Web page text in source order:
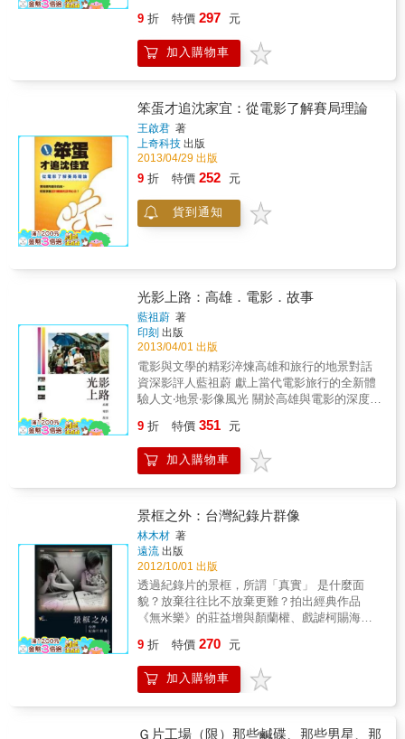
絲米、丁香魚通通都在裡面！吳念真、柯一正
「台灣廚神」之稱的阿發師，曾經擔任李安所
執導的《飲食男女》技術顧問，這次阿發師亦
受邀擔任《總舖師》的飲食顧問，並將早已失
豬肚鱉」、「布袋雞」、「藕香藥泥」…等，
通通都收錄在本書裡頭。喜愛總鋪師的影迷
們，快來一起吹響感動的喇叭吧！ 本書特色總
舖師：呷霸尚贏電影書(燙金封面紀念版)心若歡
喜，菜就好呷。《熱帶魚》《愛情來了》喜劇
手打造台灣首部史詩喜劇電影爆笑X美食X愛情
X顧力 最噴香的High爆鉅片台灣首部史詩喜
堪稱新台灣神曲。 先前預告曝光時，短短12小
時就吸引超過3萬人觀賞，甚至吸引7家影視企
業投資，讓這部喜劇電影的拍攝成本高達7千
萬。《總舖師》上映4天，全台票房2850萬元，
登上當日全台冠軍。延續爆笑台味十足的元
素，收錄電影裡搞笑的小人物角色，讓收藏寫
真書的粉絲，再次回味在戲院裡的歡樂與感
動。想知道菜尾湯、換骨通心鰻等許多詩傳古
早菜的由來嘛? 總舖師：呷霸尚贏電影書除了
經典劇照與對白，還有電影裏面10道古早菜的
心。她總是委曲求全，畢竟她認為，也許忽略
了小小的自己，就可以換來更幸福的「兩個
人」。在一次因緣際會中，她代替好朋友薇薇
婦人，而他的身世彷彿是個深不見底的祕密。
沒想到這一趟旅行，一個台灣來的男子與一名
北京來的女子在雲南普洱，短暫七天的交會，
竟然改變了兩個人的一生，也讓他們了解了真
正的愛情。 本書收錄完整電影劇本 知名女作家
Difer精彩的改寫小說更有導演林孝謙完整電影
創作手記精彩大公開想知道周渝民劉詩詩合作
的種種趣事幕後工作人員如何衡況雲南北京台
拍攝的點點滴滴 跟著導演經歷最全面的創作歷
moment of love），是金穗獎新銳導演林孝謙
的電影作品，講述一對來自台北與北京的陌生
男女，去雲南追尋一名台灣老人的初戀，學會
面對自己感情的故事。國際知名演員周渝明與
劉詩詩主演。完整收錄電影小說、電影劇本、
導演拍攝手記、仔仔與劉詩詩完整訪談，最超
值的電影收藏本。
9 折 特價 297 元
加入購物車
笨蛋才追沈家宜：從電影了解賽局理論
王啟君 著
上奇科技 出版
2013/04/29 出版
9 折 特價 252 元
貨到通知
光影上路：高雄．電影．故事
藍祖蔚 著
印刻 出版
2013/04/01 出版
電影與文學的精彩淬煉高雄和旅行的地景對話
資深影評人藍祖蔚 獻上當代電影旅行的全新體
驗人文‧地景‧影像風光 關於高雄與電影的深度對
男朋友》唱出高雄的革命青春《寶米恰恰》談
論雄中紅樓的愛情練習曲《愛的麵包魂》拼鬥
旗山小鎮的男性魂魄《龍飛鳳舞》上演歌仔戲
超過30部影片的高雄風景長短調楊雅? 楊貽茜
王育麟 高炳權 林福清 林靖傑 李志薔 導演們現
身用電影 聊高雄美麗景緻藍祖蔚主筆 寫電影故
事裡的高雄味 超過200張電影劇照 工作照 唯一
珍藏高雄光影風光每部電影背後 是無數電影工
作者的靈感 而這靈感是如何孵育出一部部膾炙
人口電影呢？港口 愛河 旗山 橋頭 鳳山 與藍祖
蔚走進高雄的電影旅行與私藏路線南台灣的美
麗，楊雅?導演明白，《女朋友‧男朋友》中，他
後，楊雅?再用夜採玉蘭花的打工場景，書寫了
獨特的南台植物風情；繼而則是桂綸鎂飾演的
林美寶與張孝全飾演的陳忠良，總是那麼輕鬆
快意地騎著摩托車在鄉間路上奔馳，最後再用
9 折 特價 351 元
加入購物車
景框之外：台灣紀錄片群像
林木材 著
遠流 出版
2012/10/01 出版
透過紀錄片的景框，所謂「真實」 是什麼面
貌？放棄往往比不放棄更難？拍出經典作品
《無米樂》的莊益增與顏蘭權、戲謔柯賜海荒
綻放著自由姿態的曾文珍、睜眼戳出禽流感真
相的李惠仁，本書以六位中生代台灣紀錄片工
作者為對象，透過他們追尋紀錄片的不同取徑
與評論，內容不僅附錄紀錄片相關大事及導演
9 折 特價 270 元
加入購物車
Ｇ片工場（限）那些鹹碟、那些男星、那